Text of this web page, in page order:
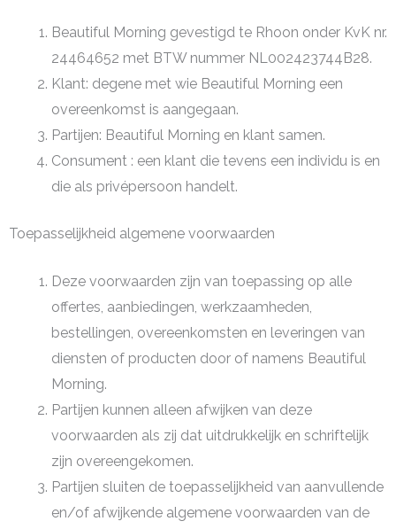
Beautiful Morning gevestigd te Rhoon onder KvK nr.
24464652 met BTW nummer NL002423744B28.
Klant: degene met wie Beautiful Morning een
overeenkomst is aangegaan.
Partijen: Beautiful Morning en klant samen.
Consument : een klant die tevens een individu is en
die als privépersoon handelt.
Toepasselijkheid algemene voorwaarden
Deze voorwaarden zijn van toepassing op alle
offertes, aanbiedingen, werkzaamheden,
bestellingen, overeenkomsten en leveringen van
diensten of producten door of namens Beautiful
Morning.
Partijen kunnen alleen afwijken van deze
voorwaarden als zij dat uitdrukkelijk en schriftelijk
zijn overeengekomen.
Partijen sluiten de toepasselijkheid van aanvullende
en/of afwijkende algemene voorwaarden van de